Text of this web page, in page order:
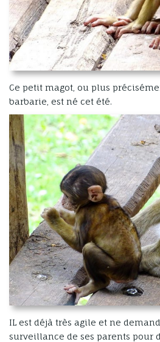
Ce petit magot, ou plus
barbarie, est né cet été.
IL est déjà très agile et ne
surveillance de ses parents pour